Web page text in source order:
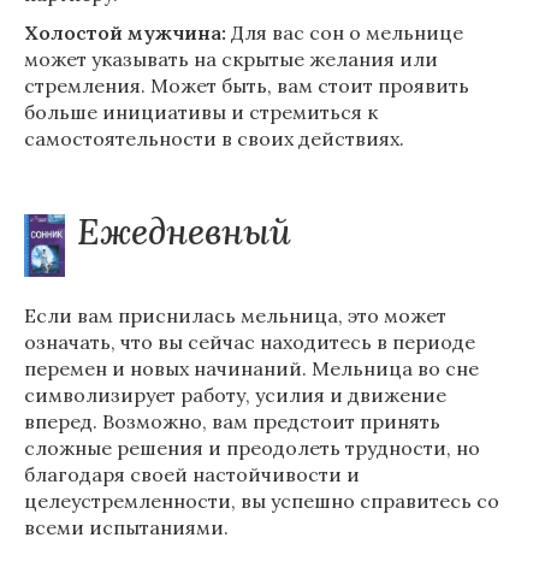
Холостой мужчина: Для вас сон о мельнице
может указывать на скрытые желания или
стремления. Может быть, вам стоит проявить
больше инициативы и стремиться к
самостоятельности в своих действиях.
Ежедневный
Если вам приснилась мельница, это может
означать, что вы сейчас находитесь в периоде
перемен и новых начинаний. Мельница во сне
символизирует работу, усилия и движение
вперед. Возможно, вам предстоит принять
сложные решения и преодолеть трудности, но
благодаря своей настойчивости и
целеустремленности, вы успешно справитесь со
всеми испытаниями.